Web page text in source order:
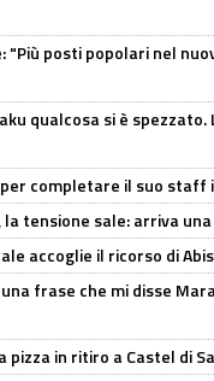
"Più posti popolari nel
qualcosa si è
completare il suo staff
tensione sale: arriva
accoglie il ricorso di
una frase che mi disse
pizza in ritiro a Castel di